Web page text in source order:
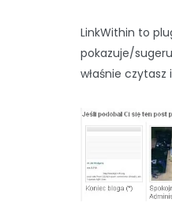
LinkWithin to
pokazuje/
właśnie